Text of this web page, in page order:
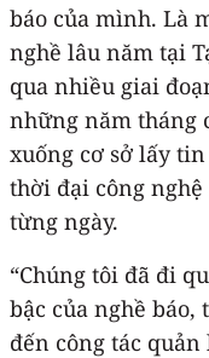
báo của mình. Là
nghề lâu năm tại
qua nhiều giai
những năm tháng
xuống cơ sở lấy
thời đại công
từng ngày.
“Chúng tôi đã đi
bậc của nghề
đến công tác